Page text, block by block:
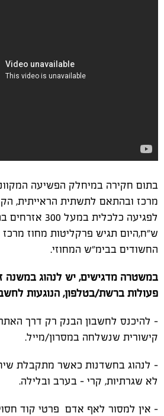
בתום חקירה במיחלק הפשיעה
מרכז ובהתאם לתשתית הראייתית,
לפגיעה כלכלית
החשודים בבימ"ש המחוזי.
במשטרה מדגישים, יש לנהוג במשנה
פעולות ברשת/בטלפון, הנוגעות
- להיכנס לחשבון הבנק רק דרך
קישורית שנשלחה במסרון/מייל.
- לנהוג בחשדנות כאשר מתקבלת
לא שגרתיות, קרי - בערב ובלילה.
- אין למסור לאף אדם פרטי קוד